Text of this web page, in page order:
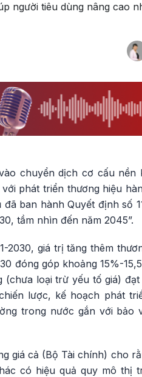
người tiêu dùng nâng cao
chuyển dịch cơ cấu nền
phát triển thương hiệu
ban hành Quyết định số
tầm nhìn đến năm 2045”.
2030, giá trị tăng thêm
đóng góp khoảng 15%-
(chưa loại trừ yếu tố giá)
lược, kế hoạch phát
trong nước gắn với bảo
giá cả (Bộ Tài chính) cho
có hiệu quả quy mô thị